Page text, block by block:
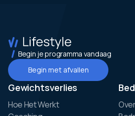
Begin je programma vandaag
Begin met afvallen
Gewichtsverlies
Hoe Het Werkt